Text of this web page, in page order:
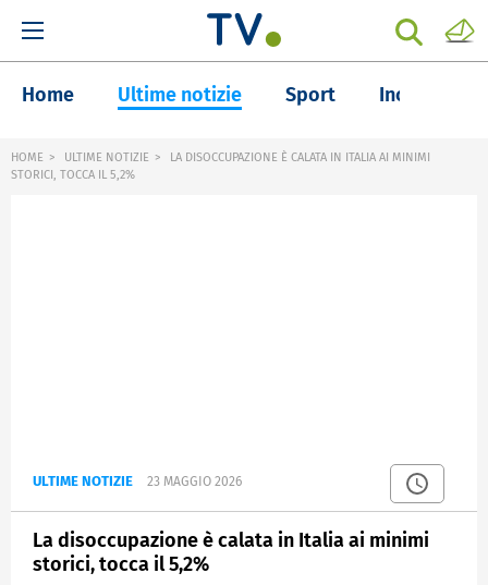
Home Ultime notizie Sport Inchieste
HOME ULTIME NOTIZIE
LA DISOCCUPAZIONE È CALATA IN ITALIA AI MINIMI
STORICI, TOCCA IL 5,2%
ULTIME NOTIZIE 23 MAGGIO 2026
La disoccupazione è calata in Italia ai minimi
storici, tocca il 5,2%